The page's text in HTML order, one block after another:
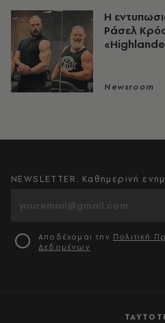
Η
Ράσελ
Newsroom
NEWSLETTER: Καθημερινή
Αποδέχομαι την Πολιτική
Δεδομένων